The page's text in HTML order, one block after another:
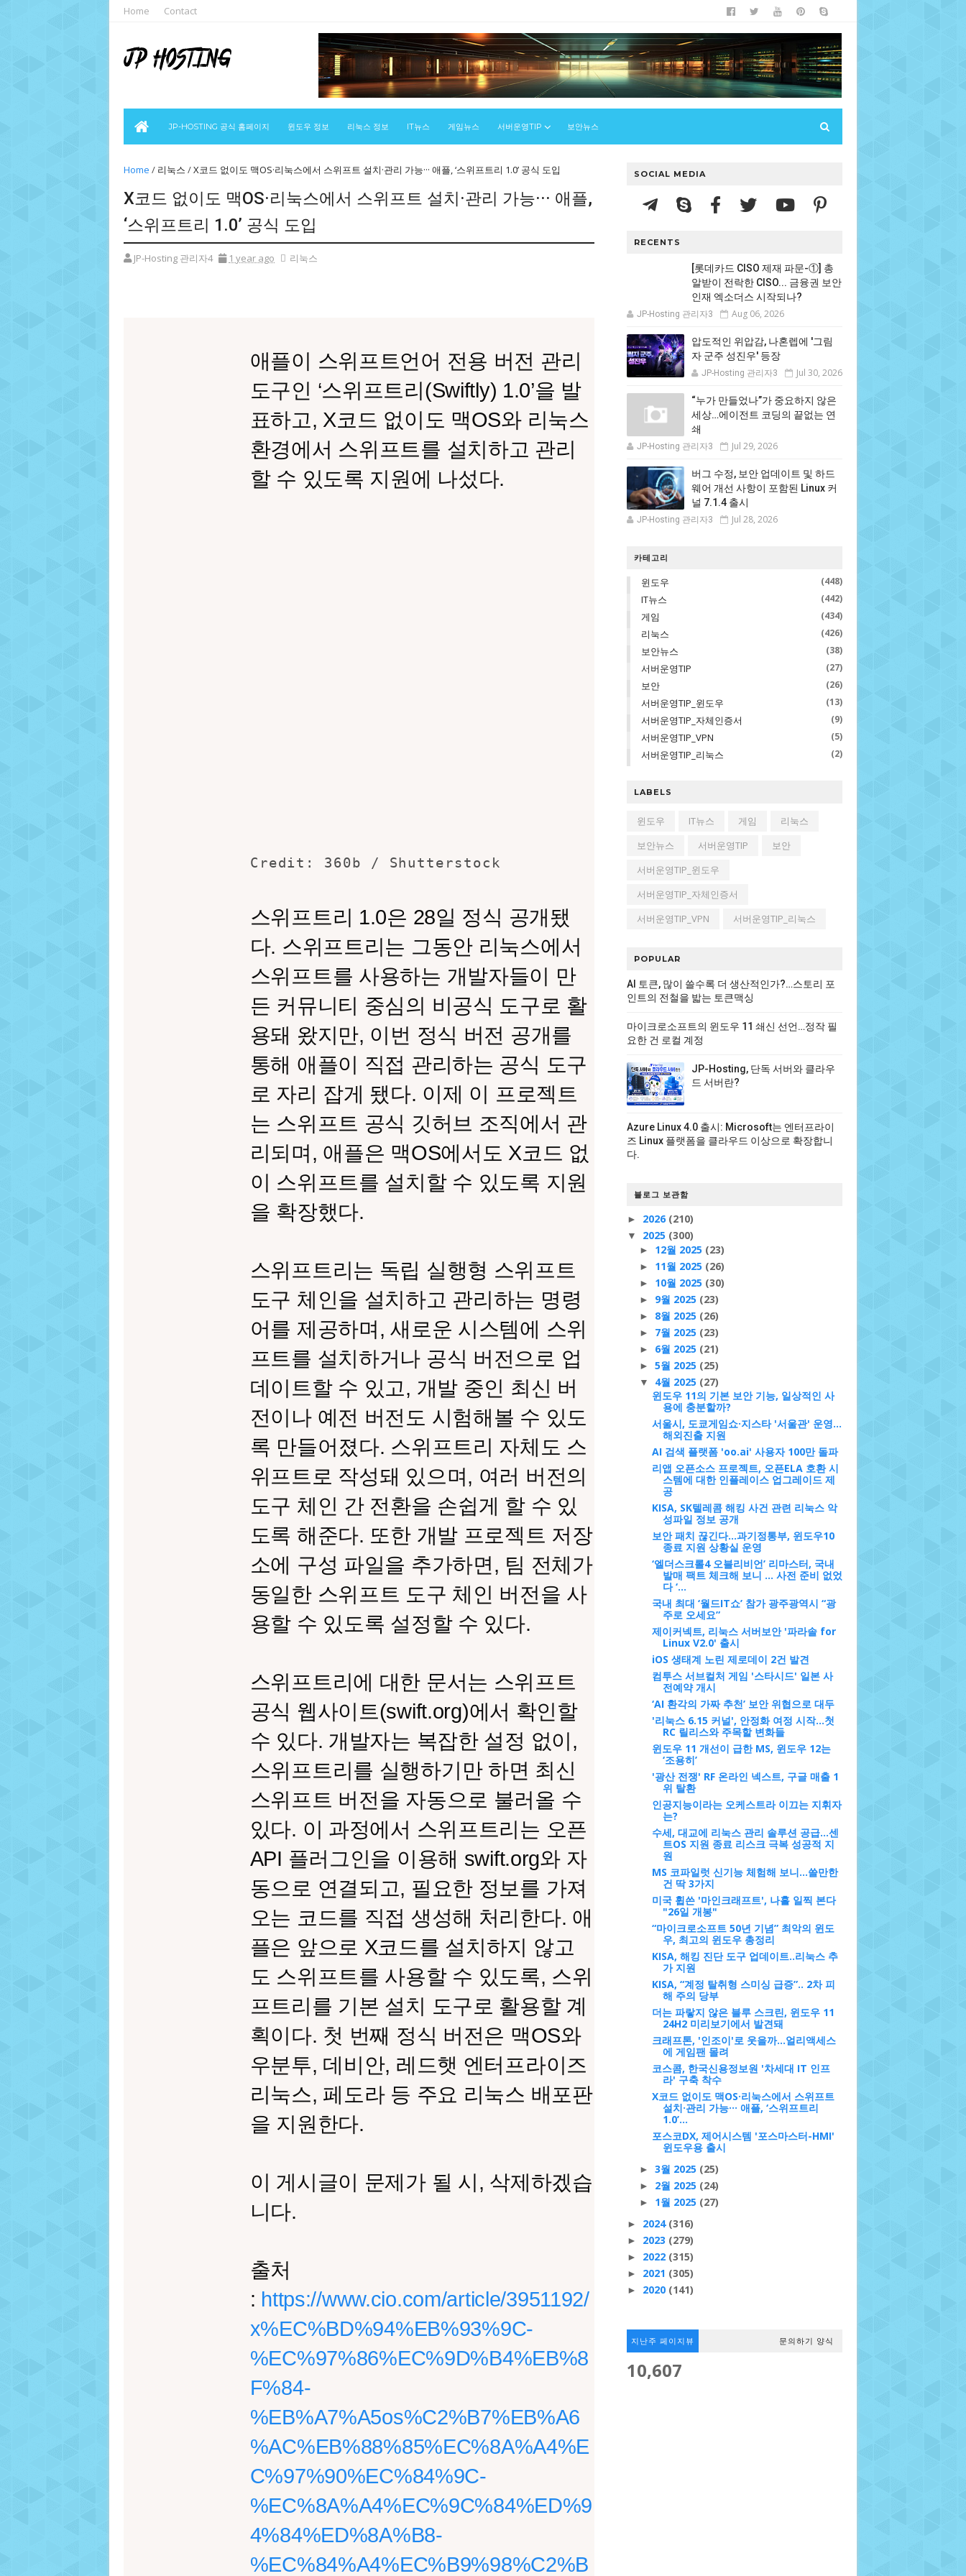
Home Contact
JP-HOSTING 공식 홈페이지 윈도우 정보 리눅스 정보 IT뉴스 게임뉴스 서버운영TIP 보안뉴스
Home / 리눅스 /X코드 없이도 맥OS·리눅스에서 스위프트 설치·관리 가능··· 애플, ‘스위프트리 1.0’ 공식 도입
X코드 없이도 맥OS·리눅스에서 스위프트 설치·관리 가능··· 애플,
‘스위프트리 1.0’ 공식 도입
JP-Hosting 관리자4 1 year ago 리눅스
애플이 스위프트언어 전용 버전 관리
도구인 ‘스위프트리(Swiftly) 1.0’을 발
표하고, X코드 없이도 맥OS와 리눅스
환경에서 스위프트를 설치하고 관리
할 수 있도록 지원에 나섰다.
Credit: 360b / Shutterstock
스위프트리 1.0은 28일 정식 공개됐
다. 스위프트리는 그동안 리눅스에서
스위프트를 사용하는 개발자들이 만
든 커뮤니티 중심의 비공식 도구로 활
용돼 왔지만, 이번 정식 버전 공개를
통해 애플이 직접 관리하는 공식 도구
로 자리 잡게 됐다. 이제 이 프로젝트
는 스위프트 공식 깃허브 조직에서 관
리되며, 애플은 맥OS에서도 X코드 없
이 스위프트를 설치할 수 있도록 지원
을 확장했다.
스위프트리는 독립 실행형 스위프트
도구 체인을 설치하고 관리하는 명령
어를 제공하며, 새로운 시스템에 스위
프트를 설치하거나 공식 버전으로 업
데이트할 수 있고, 개발 중인 최신 버
전이나 예전 버전도 시험해볼 수 있도
록 만들어졌다. 스위프트리 자체도 스
위프트로 작성돼 있으며, 여러 버전의
도구 체인 간 전환을 손쉽게 할 수 있
도록 해준다. 또한 개발 프로젝트 저장
소에 구성 파일을 추가하면, 팀 전체가
동일한 스위프트 도구 체인 버전을 사
용할 수 있도록 설정할 수 있다.
스위프트리에 대한 문서는 스위프트
공식 웹사이트(swift.org)에서 확인할
수 있다. 개발자는 복잡한 설정 없이,
스위프트리를 실행하기만 하면 최신
스위프트 버전을 자동으로 불러올 수
있다. 이 과정에서 스위프트리는 오픈
API 플러그인을 이용해 swift.org와 자
동으로 연결되고, 필요한 정보를 가져
오는 코드를 직접 생성해 처리한다. 애
플은 앞으로 X코드를 설치하지 않고
도 스위프트를 사용할 수 있도록, 스위
프트리를 기본 설치 도구로 활용할 계
획이다. 첫 번째 정식 버전은 맥OS와
우분투, 데비안, 레드햇 엔터프라이즈
리눅스, 페도라 등 주요 리눅스 배포판
을 지원한다.
이 게시글이 문제가 될 시, 삭제하겠습
니다.
출처
: https://www.cio.com/article/3951192/
x%EC%BD%94%EB%93%9C-
%EC%97%86%EC%9D%B4%EB%8
F%84-
%EB%A7%A5os%C2%B7%EB%A6
%AC%EB%88%85%EC%8A%A4%E
C%97%90%EC%84%9C-
%EC%8A%A4%EC%9C%84%ED%9
4%84%ED%8A%B8-
%EC%84%A4%EC%B9%98%C2%B
SOCIAL MEDIA
RECENTS
[롯데카드 CISO 제재 파문-①] 총
알받이 전락한 CISO... 금융권 보안
인재 엑소더스 시작되나?
JP-Hosting 관리자3 Aug 06, 2026
압도적인 위압감, 나혼렙에 '그림
자 군주 성진우' 등장
JP-Hosting 관리자3 Jul 30, 2026
“누가 만들었나”가 중요하지 않은
세상…에이전트 코딩의 끝없는 연
쇄
JP-Hosting 관리자3 Jul 29, 2026
버그 수정, 보안 업데이트 및 하드
웨어 개선 사항이 포함된 Linux 커
널 7.1.4 출시
JP-Hosting 관리자3 Jul 28, 2026
카테고리
윈도우 (448)
IT뉴스 (442)
게임 (434)
리눅스 (426)
보안뉴스 (38)
서버운영TIP (27)
보안 (26)
서버운영TIP_윈도우 (13)
서버운영TIP_자체인증서 (9)
서버운영TIP_VPN (5)
서버운영TIP_리눅스 (2)
LABELS
윈도우 IT뉴스 게임
리눅스
보안뉴스
서버운영TIP
보안
서버운영TIP_윈도우
서버운영TIP_자체인증서
서버운영TIP_VPN
서버운영TIP_리눅스
POPULAR
AI 토큰, 많이 쓸수록 더 생산적인가?…스토리 포
인트의 전철을 밟는 토큰맥싱
마이크로소프트의 윈도우 11 쇄신 선언…정작 필
요한 건 로컬 계정
JP-Hosting, 단독 서버와 클라우
드 서버란?
Azure Linux 4.0 출시: Microsoft는 엔터프라이
즈 Linux 플랫폼을 클라우드 이상으로 확장합니
다.
블로그 보관함
► 2026 (210)
▼ 2025 (300)
► 12월 2025 (23)
► 11월 2025 (26)
► 10월 2025 (30)
► 9월 2025 (23)
► 8월 2025 (26)
► 7월 2025 (23)
► 6월 2025 (21)
► 5월 2025 (25)
▼ 4월 2025 (27)
윈도우 11의 기본 보안 기능, 일상적인 사
용에 충분할까?
서울시, 도쿄게임쇼·지스타 '서울관' 운영…
해외진출 지원
AI 검색 플랫폼 'oo.ai' 사용자 100만 돌파
리앱 오픈소스 프로젝트, 오픈ELA 호환 시
스템에 대한 인플레이스 업그레이드 제
공
KISA, SK텔레콤 해킹 사건 관련 리눅스 악
성파일 정보 공개
보안 패치 끊긴다...과기정통부, 윈도우10
종료 지원 상황실 운영
‘엘더스크롤4 오블리비언’ 리마스터, 국내
발매 팩트 체크해 보니 … 사전 준비 없었
다 ‘...
국내 최대 ‘월드IT쇼’ 참가 광주광역시 “광
주로 오세요”
제이커넥트, 리눅스 서버보안 '파라솔 for
Linux V2.0' 출시
iOS 생태계 노린 제로데이 2건 발견
컴투스 서브컬처 게임 '스타시드' 일본 사
전예약 개시
‘AI 환각의 가짜 추천’ 보안 위협으로 대두
'리눅스 6.15 커널', 안정화 여정 시작…첫
RC 릴리스와 주목할 변화들
윈도우 11 개선이 급한 MS, 윈도우 12는
‘조용히’
'광산 전쟁' RF 온라인 넥스트, 구글 매출 1
위 탈환
인공지능이라는 오케스트라 이끄는 지휘자
는?
수세, 대교에 리눅스 관리 솔루션 공급…센
트OS 지원 종료 리스크 극복 성공적 지
원
MS 코파일럿 신기능 체험해 보니…쓸만한
건 딱 3가지
미국 휩쓴 '마인크래프트', 나흘 일찍 본다
"26일 개봉"
“마이크로소프트 50년 기념” 최악의 윈도
우, 최고의 윈도우 총정리
KISA, 해킹 진단 도구 업데이트..리눅스 추
가 지원
KISA, “계정 탈취형 스미싱 급증”.. 2차 피
해 주의 당부
더는 파랗지 않은 블루 스크린, 윈도우 11
24H2 미리보기에서 발견돼
크래프톤, '인조이'로 웃을까...얼리액세스
에 게임팬 몰려
코스콤, 한국신용정보원 '차세대 IT 인프
라' 구축 착수
X코드 없이도 맥OS·리눅스에서 스위프트
설치·관리 가능··· 애플, ‘스위프트리
1.0’...
포스코DX, 제어시스템 '포스마스터-HMI'
윈도우용 출시
► 3월 2025 (25)
► 2월 2025 (24)
► 1월 2025 (27)
► 2024 (316)
► 2023 (279)
► 2022 (315)
► 2021 (305)
► 2020 (141)
지난주 페이지뷰 문의하기 양식
10,607